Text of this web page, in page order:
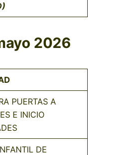
2026
PUERTAS A
E INICIO
DE